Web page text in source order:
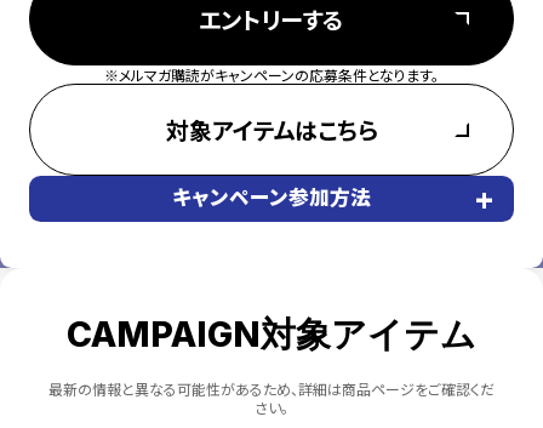
エントリーする
※メルマガ購読がキャンペーンの応募条件となります。
対象アイテムはこちら
キャンペーン参加方法 +
CAMPAIGN対象アイテム
最新の情報と異なる可能性があるため、詳細は商品ページをご確認くだ
さい。